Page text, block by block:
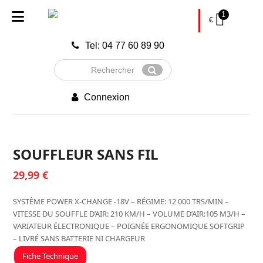
Tel: 04 77 60 89 90
Rechercher
Envoyer
Connexion
€
1
SOUFFLEUR SANS FIL
29,99€
SYSTÈME POWER X-CHANGE -18V – RÉGIME: 12 000 TRS/MIN –
VITESSE DU SOUFFLE D’AIR: 210 KM/H – VOLUME D’AIR:105 M3/H –
VARIATEUR ÉLECTRONIQUE – POIGNÉE ERGONOMIQUE SOFTGRIP
– LIVRÉ SANS BATTERIE NI CHARGEUR
Fiche Technique